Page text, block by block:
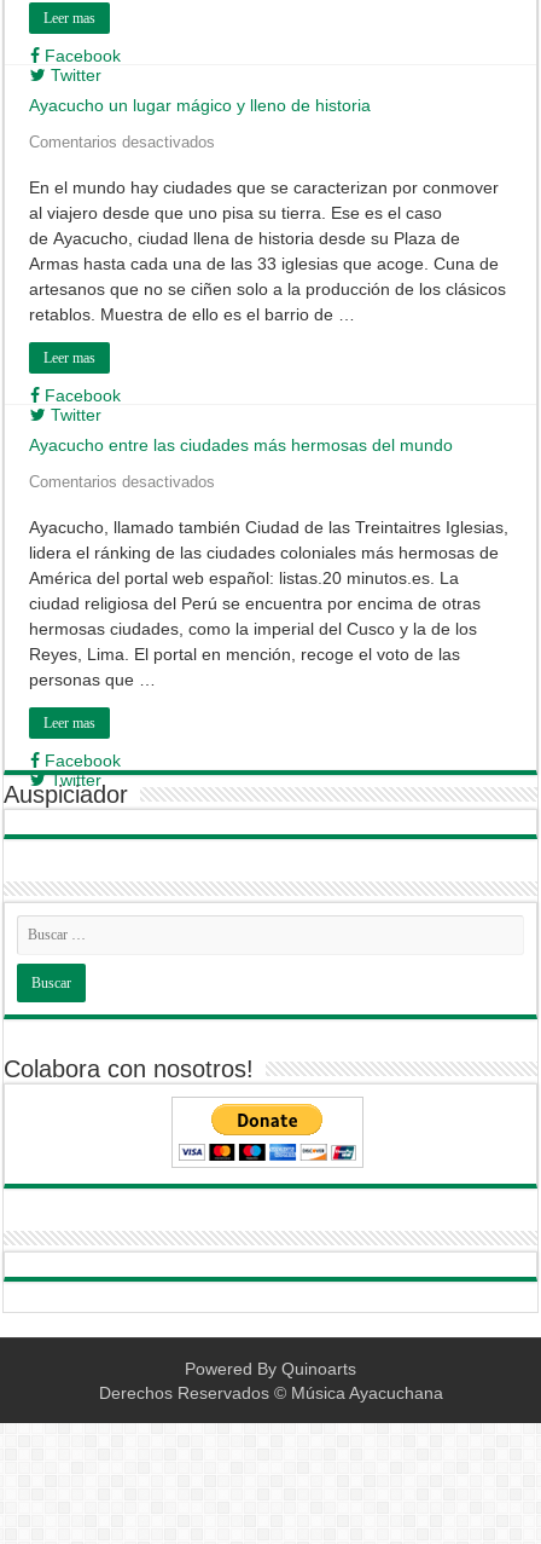
Leer mas
Facebook
Twitter
Ayacucho un lugar mágico y lleno de historia
Comentarios desactivados
lugar
mágico
y
lleno
de
historia
En el mundo hay ciudades que se caracterizan por conmover
al viajero desde que uno pisa su tierra. Ese es el caso
de Ayacucho, ciudad llena de historia desde su Plaza de
Armas hasta cada una de las 33 iglesias que acoge. Cuna de
artesanos que no se ciñen solo a la producción de los clásicos
retablos. Muestra de ello es el barrio de …
Leer mas
Facebook
Twitter
Ayacucho entre las ciudades más hermosas del mundo
Comentarios desactivados
entre
las
ciudades
más
hermosas
del
mundo
Ayacucho, llamado también Ciudad de las Treintaitres Iglesias,
lidera el ránking de las ciudades coloniales más hermosas de
América del portal web español: listas.20 minutos.es. La
ciudad religiosa del Perú se encuentra por encima de otras
hermosas ciudades, como la imperial del Cusco y la de los
Reyes, Lima. El portal en mención, recoge el voto de las
personas que …
Leer mas
Facebook
Twitter
Auspiciador
Colabora con nosotros!
Powered By Quinoarts
Derechos Reservados © Música Ayacuchana